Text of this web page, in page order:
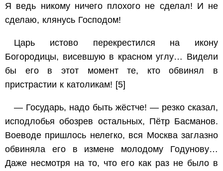
Я ведь никому ничего плохого не сделал! И не
сделаю, клянусь Господом!
Царь истово перекрестился на икону
Богородицы, висевшую в красном углу… Видели
бы его в этот момент те, кто обвинял в
пристрастии к католикам! [5]
— Государь, надо быть жёстче! — резко сказал,
исподлобья обозрев остальных, Пётр Басманов.
Воеводе пришлось нелегко, вся Москва заглазно
обвиняла его в измене молодому Годунову…
Даже несмотря на то, что его как раз не было в